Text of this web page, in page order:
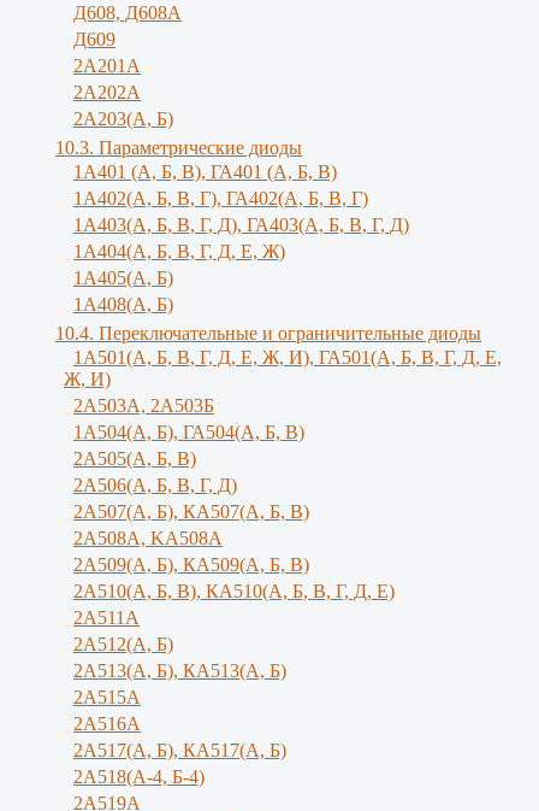
Д608, Д608А
Д609
2А201А
2А202А
2А203(А, Б)
10.3. Параметрические диоды
1A401 (А, Б, В), ГА401 (А, Б, В)
1А402(А, Б, В, Г), ГА402(А, Б, В, Г)
1А403(А, Б, В, Г, Д), ГА403(А, Б, В, Г, Д)
1А404(А, Б, В, Г, Д, Е, Ж)
1А405(А, Б)
1А408(А, Б)
10.4. Переключательные и ограничительные диоды
1А501(А, Б, В, Г, Д, E, Ж, И), ГА501(А, Б, В, Г, Д, Е,
Ж, И)
2A503A, 2А503Б
1А504(А, Б), ГА504(А, Б, В)
2А505(А, Б, B)
2А506(А, Б, В, Г, Д)
2А507(А, Б), КА507(А, Б, В)
2А508А, KA508A
2А509(А, Б), КА509(А, Б, В)
2А510(А, Б, В), КА510(А, Б, В, Г, Д, Е)
2А511А
2А512(А, Б)
2А513(А, Б), КА513(А, Б)
2А515А
2A516A
2А517(А, Б), КА517(А, Б)
2А518(А-4, Б-4)
2A519A